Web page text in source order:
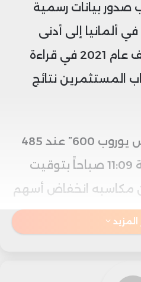
صدور بيانات رسمية
ألمانيا إلى أدنى
مستوياته منذ منتصف عام 2021 في قراءة
المستثمرين نتائج
واستقر مؤشر “ستوكس يوروب 600” عند 485
نقطة في تمام الساعة 11:09 صباحاً بتوقيت
مكاسبه انخفاض أسهم
الألماني بنسبة
المزيد